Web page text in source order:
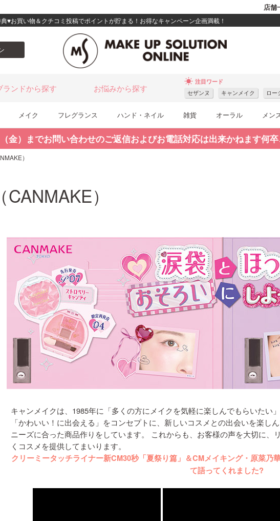
店舗
♥お買い物＆クチコミ投稿でポイントが貯まる！お得なキャンペーン企画満載！
ランドから探す お悩みから探す
wb_sunny 注目ワード
セザンヌ キャンメイク ロー
メイク フレグランス ハンド・ネイル 雑貨 オーラル メン
金）までお問い合わせのご返信およびお電話対応は出来かねます何
）
）
キャンメイクは、1985年に「多くの方にメイクを気軽に楽しんでもらいたい
「かわいい！に出会える」をコンセプトに、新しいコスメとの出会いを楽し
ニーズに合った商品作りをしています。 これからも、お客様の声を大切に、
くコスメを提供してまいります。
クリーミータッチライナー新CM30秒「夏祭り篇」＆CMメイキング・原菜乃
て語ってくれました?